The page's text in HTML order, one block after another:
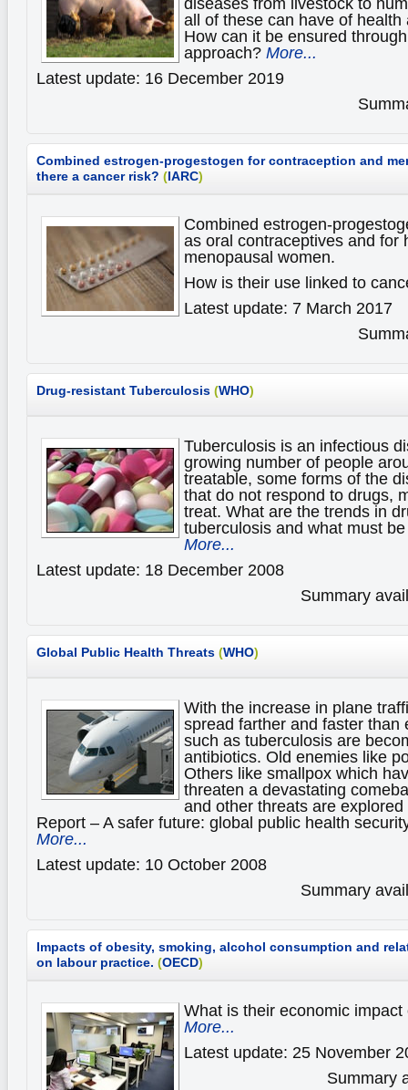
all of these can have of
How can it be ensured
approach? More...
Latest update: 16 December 2019
Combined estrogen-progestogen for contraception and
there a cancer risk? (IARC)
Combined estrogen-
as oral contraceptives and for
menopausal women.
How is their use linked to
Latest update: 7 March 2017
Drug-resistant Tuberculosis (WHO)
Tuberculosis is an infectious
growing number of people
treatable, some forms of the
that do not respond to drugs,
treat. What are the trends in
tuberculosis and what must
More...
Latest update: 18 December 2008
Summary
Global Public Health Threats (WHO)
With the increase in plane
spread farther and faster than
such as tuberculosis are
antibiotics. Old enemies like
Others like smallpox which
threaten a devastating
and other threats are
Report – A safer future: global public health
More...
Latest update: 10 October 2008
Summary
Impacts of obesity, smoking, alcohol consumption and
on labour practice. (OECD)
What is their economic
More...
Latest update: 25 November
Summary